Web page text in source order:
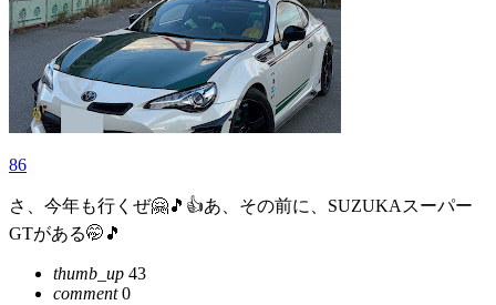
86
さ、今年も行くぜ🤗🎵👍あ、その前に、SUZUKAスーパー
GTがある🤭🎵
thumb_up 43
comment0